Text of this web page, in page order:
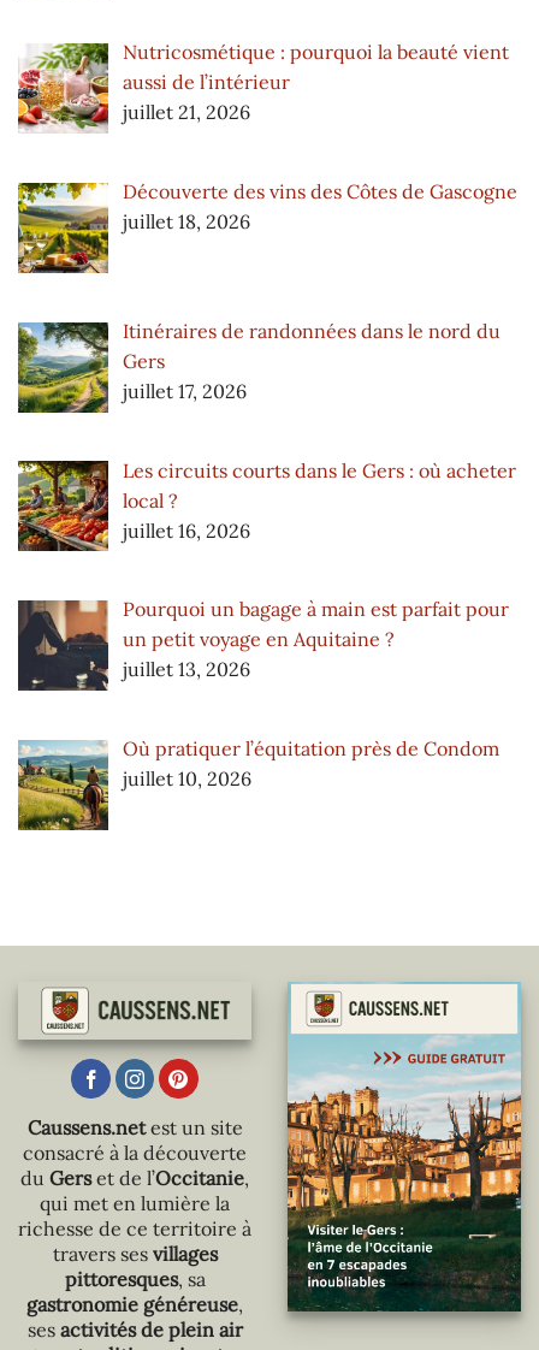
Nutricosmétique : pourquoi la beauté vient
aussi de l’intérieur
juillet 21, 2026
Découverte des vins des Côtes de Gascogne
juillet 18, 2026
Itinéraires de randonnées dans le nord du
Gers
juillet 17, 2026
Les circuits courts dans le Gers : où acheter
local ?
juillet 16, 2026
Pourquoi un bagage à main est parfait pour
un petit voyage en Aquitaine ?
juillet 13, 2026
Où pratiquer l’équitation près de Condom
juillet 10, 2026
Caussens.netest un site
consacré à la découverte
du Gerset de l’Occitanie,
qui met en lumière la
richesse de ce territoire à
travers ses villages
pittoresques, sa
gastronomie généreuse,
ses activités de plein air